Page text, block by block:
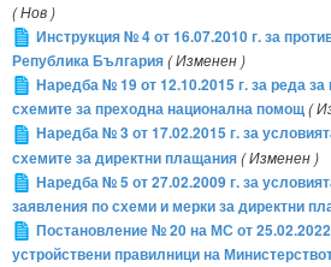
( Нов )
Инструкция № 4 от 16.07.2010 г. за
Република България( Изменен )
Наредба № 19 от 12.10.2015 г. за реда за
схемите за преходна национална помощ(
Наредба № 3 от 17.02.2015 г. за
схемите за директни плащания( Изменен )
Наредба № 5 от 27.02.2009 г. за
заявления по схеми и мерки за директни
Постановление № 20 на МС от
устройствени правилници на